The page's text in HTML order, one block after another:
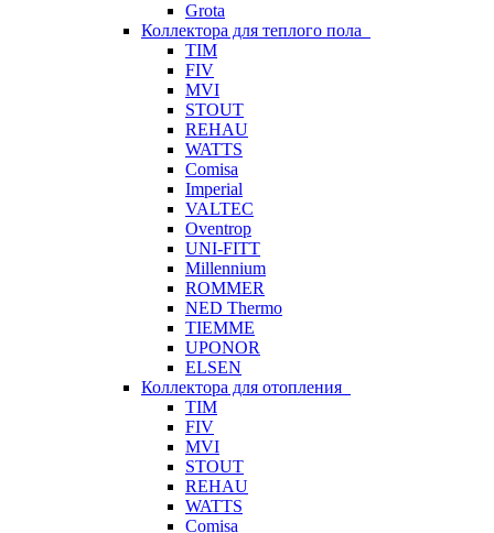
Grota
Коллектора для теплого пола
TIM
FIV
MVI
STOUT
REHAU
WATTS
Comisa
Imperial
VALTEC
Oventrop
UNI-FITT
Millennium
ROMMER
NED Thermo
TIEMME
UPONOR
ELSEN
Коллектора для отопления
TIM
FIV
MVI
STOUT
REHAU
WATTS
Comisa